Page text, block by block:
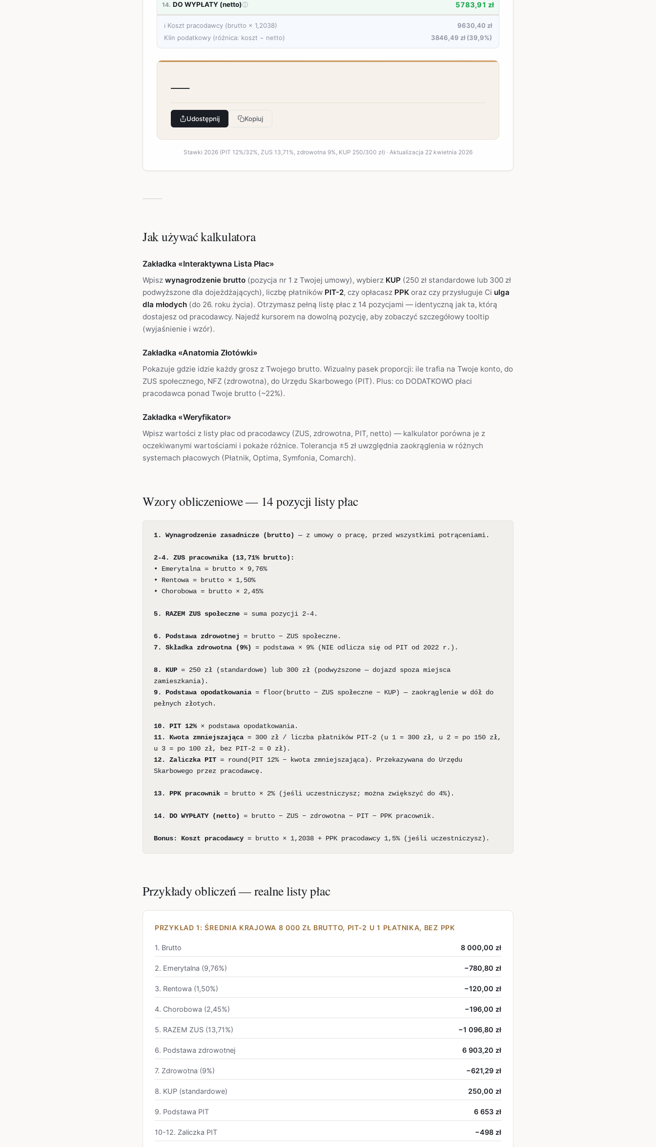
14. DO WYPŁATY (netto)ⓘ 5783,91 zł
ℹ️ Koszt pracodawcy (brutto × 1,2038)
9630,40 zł
Klin podatkowy (różnica: koszt − netto)
3846,49 zł (39,9%)
—
Udostępnij Kopiuj
Stawki 2026 (PIT 12%/32%, ZUS 13,71%, zdrowotna 9%, KUP 250/300 zł) · Aktualizacja 22 kwietnia 2026
Jak używać kalkulatora
Zakładka «Interaktywna Lista Płac»
Wpisz wynagrodzenie brutto (pozycja nr 1 z Twojej umowy), wybierz KUP (250 zł standardowe lub 300 zł
podwyższone dla dojeżdżających), liczbę płatników PIT-2, czy opłacasz PPK oraz czy przysługuje Ci ulga
dla młodych (do 26. roku życia). Otrzymasz pełną listę płac z 14 pozycjami — identyczną jak ta, którą
dostajesz od pracodawcy. Najedź kursorem na dowolną pozycję, aby zobaczyć szczegółowy tooltip
(wyjaśnienie i wzór).
Zakładka «Anatomia Złotówki»
Pokazuje gdzie idzie każdy grosz z Twojego brutto. Wizualny pasek proporcji: ile trafia na Twoje konto, do
ZUS społecznego, NFZ (zdrowotna), do Urzędu Skarbowego (PIT). Plus: co DODATKOWO płaci
pracodawca ponad Twoje brutto (~22%).
Zakładka «Weryfikator»
Wpisz wartości z listy płac od pracodawcy (ZUS, zdrowotna, PIT, netto) — kalkulator porówna je z
oczekiwanymi wartościami i pokaże różnice. Tolerancja ±5 zł uwzględnia zaokrąglenia w różnych
systemach płacowych (Płatnik, Optima, Symfonia, Comarch).
Wzory obliczeniowe — 14 pozycji listy płac
1. Wynagrodzenie zasadnicze (brutto) — z umowy o pracę, przed wszystkimi potrąceniami.
2-4. ZUS pracownika (13,71% brutto):
• Emerytalna = brutto × 9,76%
• Rentowa = brutto × 1,50%
• Chorobowa = brutto × 2,45%
5. RAZEM ZUS społeczne = suma pozycji 2-4.
6. Podstawa zdrowotnej
= brutto − ZUS społeczne.
7. Składka zdrowotna (9%)
= podstawa × 9% (NIE odlicza się od PIT od 2022 r.).
8. KUP = 250 zł (standardowe) lub 300 zł (podwyższone — dojazd spoza miejsca
zamieszkania).
9. Podstawa opodatkowania = floor(brutto − ZUS społeczne − KUP) — zaokrąglenie w dół do
pełnych złotych.
10. PIT 12%× podstawa opodatkowania.
11. Kwota zmniejszająca = 300 zł / liczba płatników PIT-2 (u 1 = 300 zł, u 2 = po 150 zł,
u 3 = po 100 zł, bez PIT-2 = 0 zł).
12. Zaliczka PIT = round(PIT 12% − kwota zmniejszająca). Przekazywana do Urzędu
Skarbowego przez pracodawcę.
13. PPK pracownik = brutto × 2% (jeśli uczestniczysz; można zwiększyć do 4%).
14. DO WYPŁATY (netto) = brutto − ZUS − zdrowotna − PIT − PPK pracownik.
Bonus: Koszt pracodawcy = brutto × 1,2038 + PPK pracodawcy 1,5% (jeśli uczestniczysz).
Przykłady obliczeń — realne listy płac
PRZYKŁAD 1: ŚREDNIA KRAJOWA 8 000 ZŁ BRUTTO, PIT-2 U 1 PŁATNIKA, BEZ PPK
1. Brutto 8 000,00 zł
2. Emerytalna (9,76%) −780,80 zł
3. Rentowa (1,50%) −120,00 zł
4. Chorobowa (2,45%) −196,00 zł
5. RAZEM ZUS (13,71%) −1 096,80 zł
6. Podstawa zdrowotnej 6 903,20 zł
7. Zdrowotna (9%) −621,29 zł
8. KUP (standardowe) 250,00 zł
9. Podstawa PIT 6 653 zł
10-12. Zaliczka PIT −498 zł